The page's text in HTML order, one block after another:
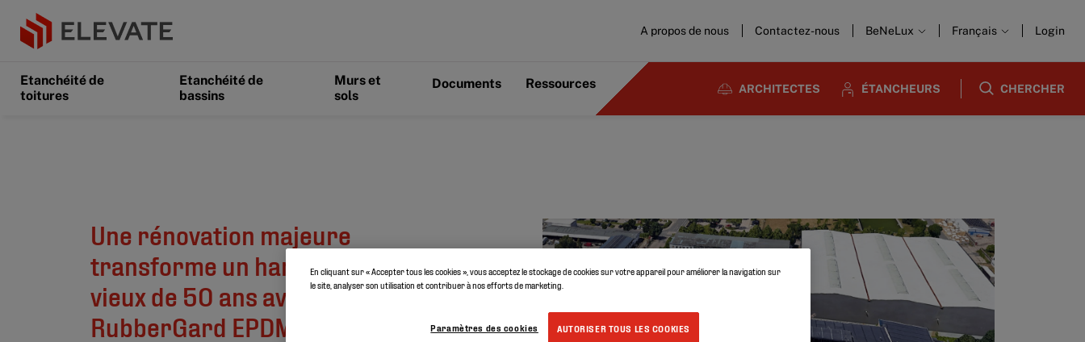
A propos de nous Contactez-nous BeNeLux Français Login
Etanchéité de
toitures
Etanchéité de
bassins
Murs et
sols
Documents Ressources ARCHITECTES ÉTANCHEURS CHERCHER
Une rénovation majeure
transforme un hangar industriel
vieux de 50 ans avec l'aide de
RubberGard EPDM SA
En cliquant sur « Accepter tous les cookies », vous acceptez le stockage de cookies sur votre appareil pour améliorer la navigation sur
le site, analyser son utilisation et contribuer à nos efforts de marketing.
AUTORISER TOUS LES COOKIES
Paramètres des cookies